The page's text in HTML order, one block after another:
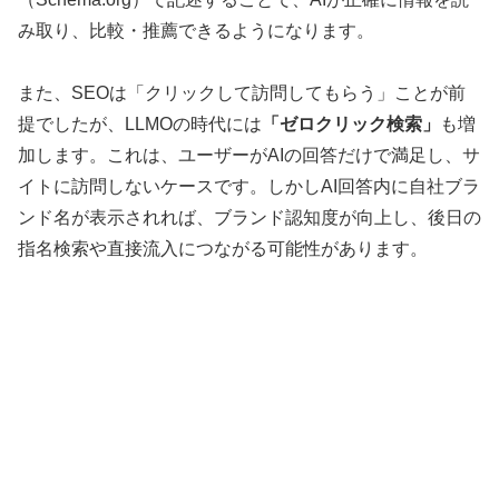
み取り、比較・推薦できるようになります。
また、SEOは「クリックして訪問してもらう」ことが前
提でしたが、LLMOの時代には 「ゼロクリック検索」
も増
加します。これは、ユーザーがAIの回答だけで満足し、サ
イトに訪問しないケースです。しかしAI回答内に自社ブラ
ンド名が表示されれば、ブランド認知度が向上し、後日の
指名検索や直接流入につながる可能性があります。